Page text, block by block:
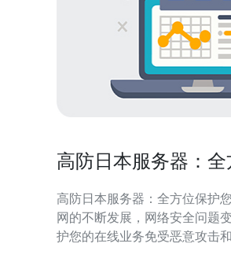
高防日本服务器：
高防日本服务器：全方位保护您的在
网的不断发展，网络安全问题
护您的在线业务免受恶意攻击